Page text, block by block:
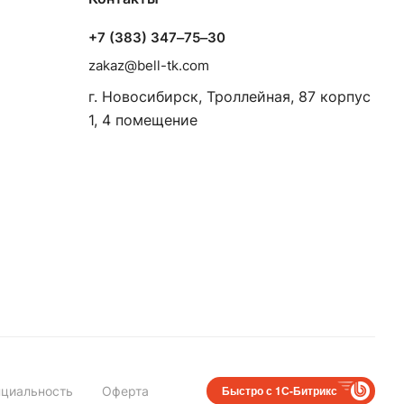
+7 (383) 347‒75‒30
zakaz@bell-tk.com
г. Новосибирск, ​Троллейная, 87 корпус
1, 4 помещение
Оферта Быстро с 1С-Битрикс